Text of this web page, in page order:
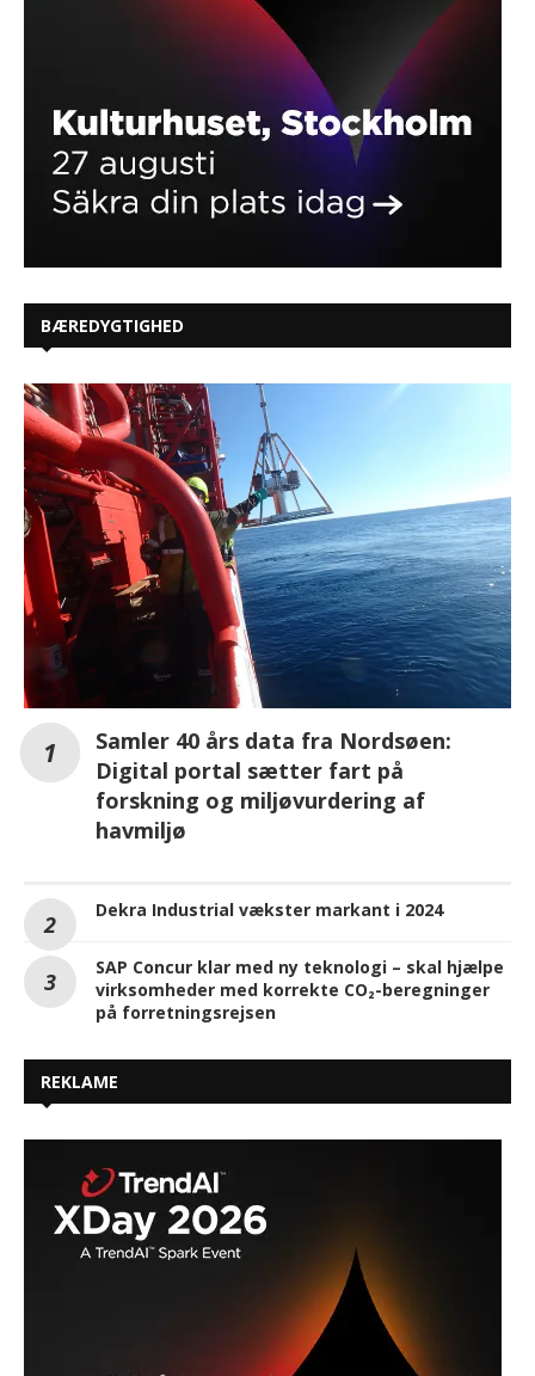
BÆREDYGTIGHED
Samler 40 års data fra Nordsøen:
Digital portal sætter fart på
forskning og miljøvurdering af
havmiljø
Dekra Industrial vækster markant i 2024
SAP Concur klar med ny teknologi – skal hjælpe
virksomheder med korrekte CO₂-beregninger
på forretningsrejsen
REKLAME